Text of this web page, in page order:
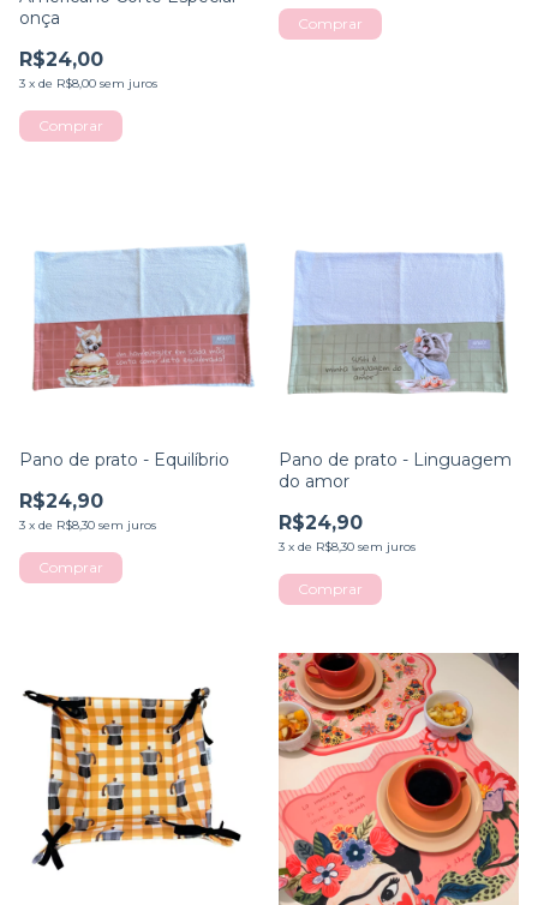
onça
R$24,00
3 x de R$8,00 sem juros
Comprar
Pano de prato - Equilíbrio
R$24,90
3 x de R$8,30 sem juros
Pano de prato - Linguagem
do amor
R$24,90
3 x de R$8,30 sem juros